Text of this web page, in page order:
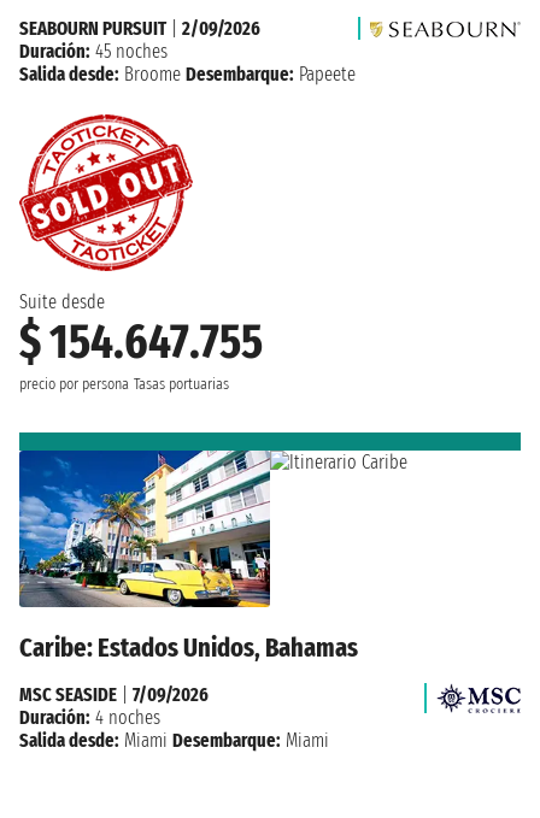
Suite desde
$ 154.647.755
precio por persona Tasas portuarias
SEABOURN PURSUIT| 2/09/2026
Duración: 45 noches
Salida desde: Broome Desembarque: Papeete
Caribe: Estados Unidos, Bahamas
MSC SEASIDE
7/09/2026
Duración: 4 noches
Salida desde: Miami Desembarque: Miami